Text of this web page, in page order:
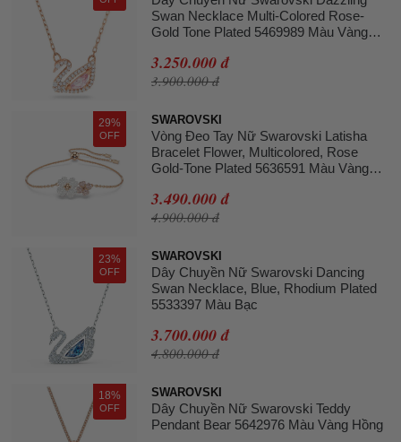
Swan Necklace Multi-Colored Rose-
Gold Tone Plated 5469989 Màu Vàng
3.250.000 đ
3.900.000 đ
29%
OFF
SWAROVSKI
Vòng Đeo Tay Nữ Swarovski Latisha
Bracelet Flower, Multicolored, Rose
Gold-Tone Plated 5636591 Màu Vàng
3.490.000 đ
4.900.000 đ
23%
OFF
SWAROVSKI
Dây Chuyền Nữ Swarovski Dancing
Swan Necklace, Blue, Rhodium Plated
5533397 Màu Bạc
3.700.000 đ
4.800.000 đ
18%
OFF
SWAROVSKI
Dây Chuyền Nữ Swarovski Teddy
Pendant Bear 5642976 Màu Vàng Hồng